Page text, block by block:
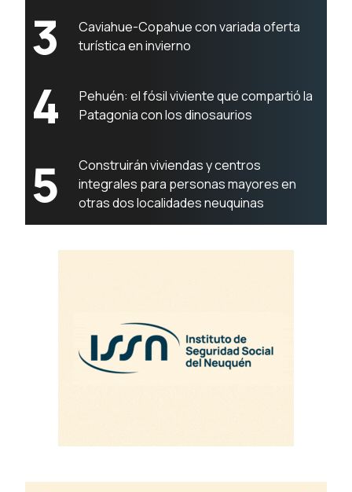
3
Caviahue-Copahue con variada oferta
turística en invierno
4
Pehuén: el fósil viviente que compartió la
Patagonia con los dinosaurios
5
Construirán viviendas y centros
integrales para personas mayores en
otras dos localidades neuquinas